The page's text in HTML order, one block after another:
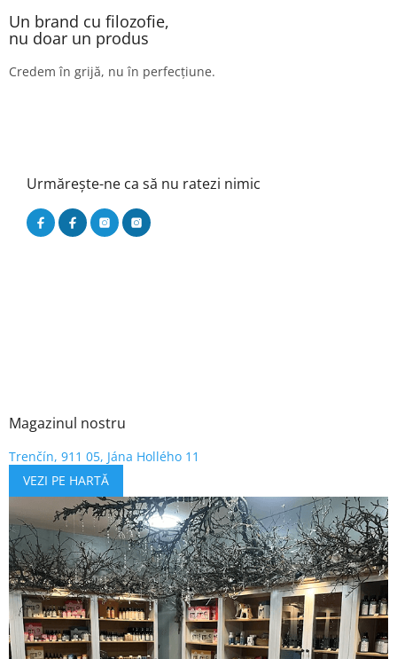
Un brand cu filozofie,
nu doar un produs
Credem în grijă, nu în perfecțiune.
Urmărește-ne ca să nu ratezi nimic
Magazinul nostru
Trenčín, 911 05, Jána Hollého 11
VEZI PE HARTĂ